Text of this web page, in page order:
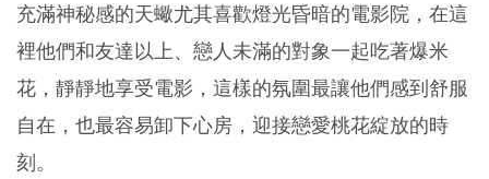
充滿神秘感的天蠍尤其喜歡燈光昏暗的電影院，在這
裡他們和友達以上、戀人未滿的對象一起吃著爆米
花，靜靜地享受電影，這樣的氛圍最讓他們感到舒服
自在，也最容易卸下心房，迎接戀愛桃花綻放的時
刻。